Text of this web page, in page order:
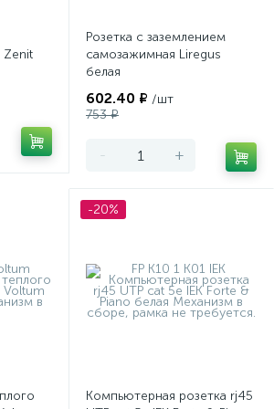
Zenit
Розетка с заземлением
самозажимная Liregus
белая
602.40 ₽ /шт
753 ₽
- +
-20%
Компьютерная розетка rj45